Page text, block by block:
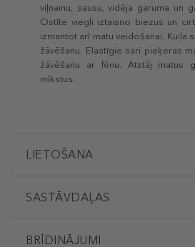
viļņainu, sausu, vidēja garuma un
Ostīte viegli iztaisno biezus un
izmantot arī matu veidošanai. Kuiļa
žāvēšanu. Elastīgie sari pieķeras
žāvēšanu ar fēnu. Atstāj matus
mīkstus.
LIETOŠANA
SASTĀVDAĻAS
BRĪDINĀJUMI